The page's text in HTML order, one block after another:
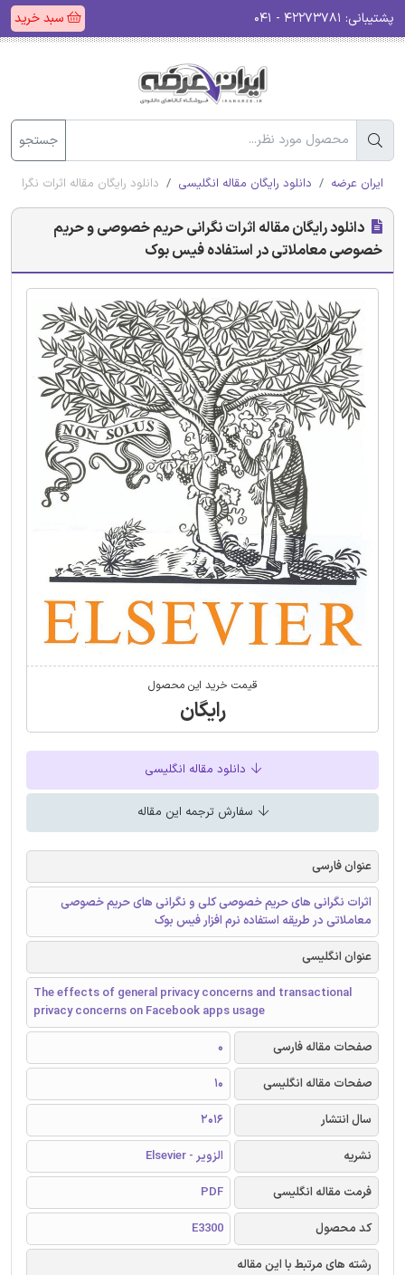
پشتیبانی: سبد خرید
جستجو
ایران عرضه دانلود رایگان مقاله انگلیسی دانلود رایگان مقاله اثرات
دانلود رایگان مقاله اثرات نگرانی حریم خصوصی و حریم
خصوصی معاملاتی در استفاده فیس بوک
قیمت خرید این محصول
رایگان
دانلود مقاله انگلیسی
سفارش ترجمه این مقاله
عنوان فارسی
اثرات نگرانی های حریم خصوصی کلی و نگرانی های حریم خصوصی
معاملاتی در طریقه استفاده نرم افزار فیس بوک
عنوان انگلیسی
The effects of general privacy concerns and transactional
privacy concerns on Facebook apps usage
صفحات مقاله فارسی
0
صفحات مقاله انگلیسی
10
سال انتشار
2016
نشریه
الزویر - Elsevier
فرمت مقاله انگلیسی
PDF
کد محصول
E3300
رشته های مرتبط با این مقاله